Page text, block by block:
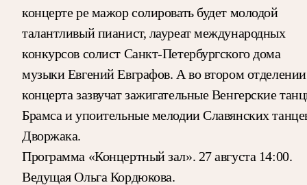
концерте ре мажор солировать будет молодой
талантливый пианист, лауреат международных
конкурсов солист Санкт-Петербургского дома
музыки Евгений Евграфов. А во втором отделении
концерта зазвучат зажигательные Венгерские
Брамса и упоительные мелодии Славянских
Дворжака.
Программа «Концертный зал». 27 августа 14:00.
Ведущая Ольга Кордюкова.